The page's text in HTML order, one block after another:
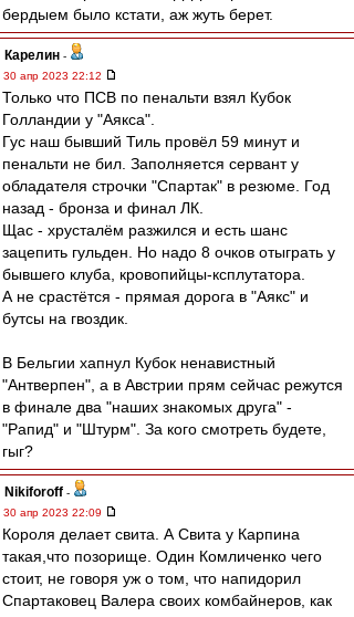
бердыем было кстати, аж жуть берет.
Карелин -
30 апр 2023 22:12
Только что ПСВ по пенальти взял Кубок
Голландии у "Аякса".
Гус наш бывший Тиль провёл 59 минут и
пенальти не бил. Заполняется сервант у
обладателя строчки "Спартак" в резюме. Год
назад - бронза и финал ЛК.
Щас - хрусталём разжился и есть шанс
зацепить гульден. Но надо 8 очков отыграть у
бывшего клуба, кровопийцы-ксплутатора.
А не срастётся - прямая дорога в "Аякс" и
бутсы на гвоздик.
В Бельгии хапнул Кубок ненавистный
"Антверпен", а в Австрии прям сейчас режутся
в финале два "наших знакомых друга" -
"Рапид" и "Штурм". За кого смотреть будете,
гыг?
Nikiforoff -
30 апр 2023 22:09
Короля делает свита. А Свита у Карпина
такая,что позорище. Один Комличенко чего
стоит, не говоря уж о том, что напидорил
Спартаковец Валера своих комбайнеров, как